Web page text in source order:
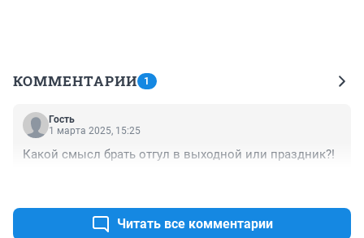
КОММЕНТАРИИ 1
Гость
1 марта 2025, 15:25
Какой смысл брать отгул в выходной или праздник?!
Читать все комментарии